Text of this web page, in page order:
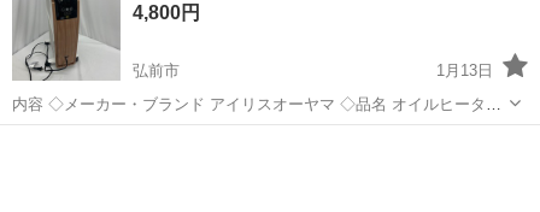
4,800円
弘前市
1月13日
内容 ◇メーカー・ブランド アイリスオーヤマ ◇品名 オイルヒーター
◇型番 POH-S1208M-ML ◇詳細 動作確認済み。 汚れあり。 配送も可